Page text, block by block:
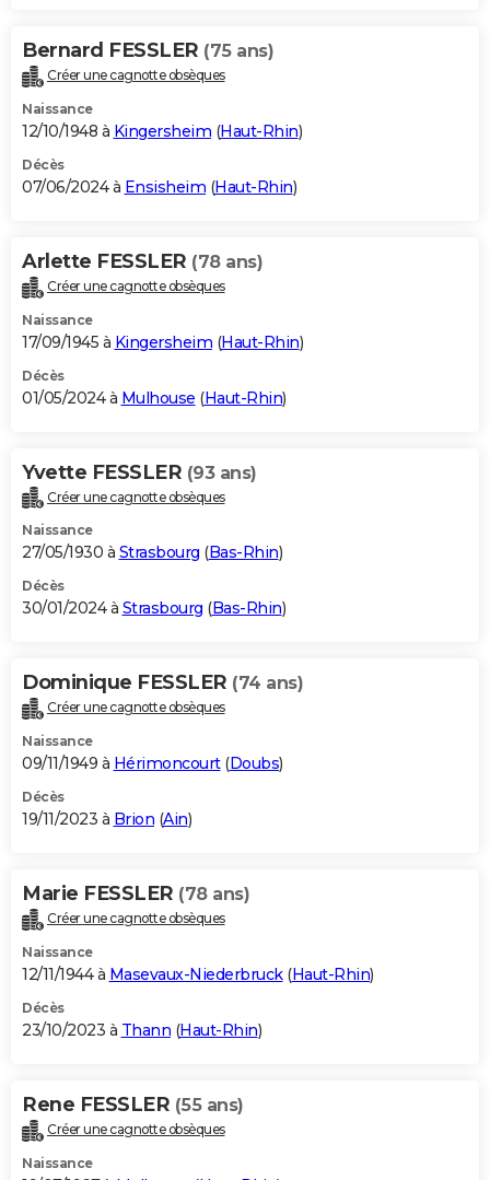
Bernard FESSLER (75 ans)
Créer une cagnotte obsèques
Naissance
12/10/1948 à Kingersheim (Haut-Rhin)
Décès
07/06/2024 à Ensisheim (Haut-Rhin)
Arlette FESSLER (78 ans)
Créer une cagnotte obsèques
Naissance
17/09/1945 à Kingersheim (Haut-Rhin)
Décès
01/05/2024 à Mulhouse (Haut-Rhin)
Yvette FESSLER (93 ans)
Créer une cagnotte obsèques
Naissance
27/05/1930 à Strasbourg (Bas-Rhin)
Décès
30/01/2024 à Strasbourg (Bas-Rhin)
Dominique FESSLER (74 ans)
Créer une cagnotte obsèques
Naissance
09/11/1949 à Hérimoncourt(Doubs)
Décès
19/11/2023 à Brion (Ain)
Marie FESSLER (78 ans)
Créer une cagnotte obsèques
Naissance
12/11/1944 à Masevaux-Niederbruck(Haut-Rhin)
Décès
23/10/2023 à Thann (Haut-Rhin)
Rene FESSLER (55 ans)
Créer une cagnotte obsèques
Naissance